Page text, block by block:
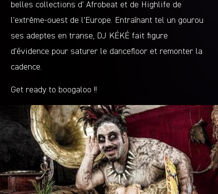
belles collections d’ Afrobeat et de Highlife de
l’extrême-ouest de l’Europe. Entraînant tel un gourou
ses adeptes en transe, DJ KÉKÉ fait figure
d’évidence pour saturer le dancefloor et remonter la
cadence.
Get ready to boogaloo !!